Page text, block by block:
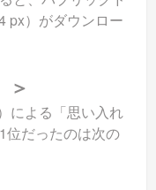
px）がダウンロー
＞
による「思い入れ
位だったのは次の